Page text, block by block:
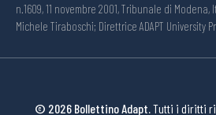
n.1609, 11 novembre 2001, Tribunale di
Michele Tiraboschi; Direttrice ADAPT University
© 2026 Bollettino Adapt.Tutti i diritti